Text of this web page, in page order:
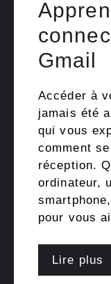
Gmail
Accéder à
jamais été
qui vous
comment
réception.
ordinateur,
pour vous
Lire plus